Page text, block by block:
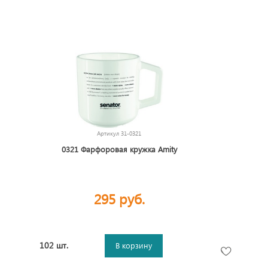
Артикул 31-0321
0321 Фарфоровая кружка Amity
295 руб.
102 шт. В корзину